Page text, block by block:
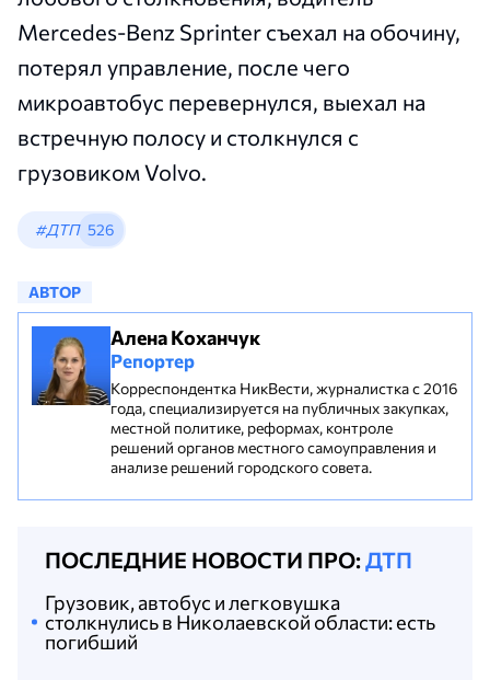
Mercedes-Benz Sprinter съехал на обочину,
потерял управление, после чего
микроавтобус перевернулся, выехал на
встречную полосу и столкнулся с
грузовиком Volvo.
#ДТП 526
АВТОР
Алена Коханчук
Репортер
Корреспондентка НикВести, журналистка с 2016
года, специализируется на публичных закупках,
местной политике, реформах, контроле
решений органов местного самоуправления и
анализе решений городского совета.
ПОСЛЕДНИЕ НОВОСТИ ПРО:ДТП
Грузовик, автобус и легковушка
столкнулись в Николаевской области: есть
погибший